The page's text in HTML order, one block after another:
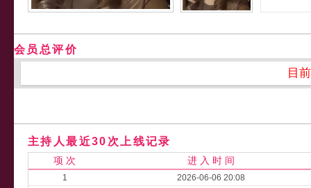
会员总评价
目
主持人最近30次上线记录
项 次 进 入 时 间
1
2026-06-06 20:08